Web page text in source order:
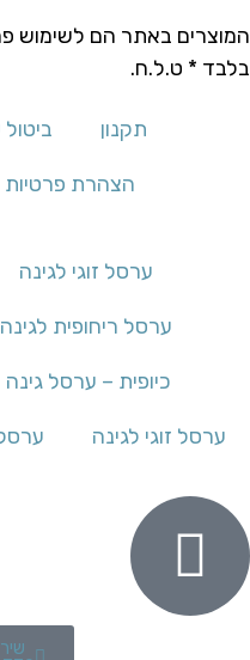
המוצרים באתר הם לשימוש
בלבד * ט.ל.ח.
תקנון
הצהרת פרטיות
ערסל זוגי לגינה
ערסל ריחופית לגינה
כיופית – ערסל גינה
ערסל זוגי לגינה